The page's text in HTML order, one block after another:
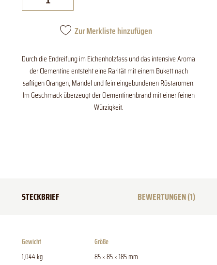
Zur Merkliste hinzufügen
Durch die Endreifung im Eichenholzfass und das intensive Aroma
der Clementine entsteht eine Rarität mit einem Bukett nach
saftigen Orangen, Mandel und fein eingebundenen Röstaromen.
Im Geschmack überzeugt der Clementinenbrand mit einer feinen
Würzigkeit.
STECKBRIEF BEWERTUNGEN (1)
Gewicht
1,044 kg
Größe
85 × 85 × 185 mm